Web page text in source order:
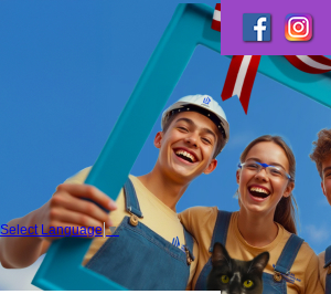
Select Language ▼